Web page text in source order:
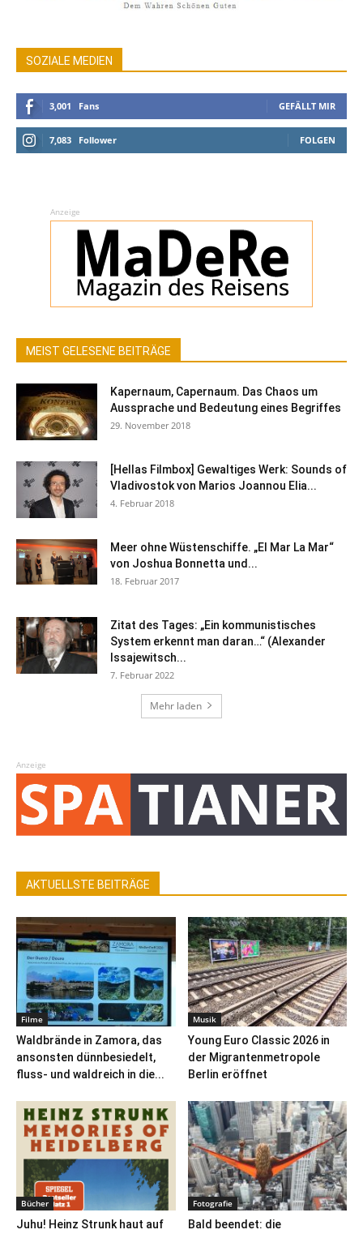
SOZIALE MEDIEN
3,001 Fans GEFÄLLT MIR
7,083 Follower FOLGEN
Anzeige
MEIST GELESENE BEITRÄGE
Kapernaum, Capernaum. Das Chaos um
Aussprache und Bedeutung eines Begriffes
29. November 2018
[Hellas Filmbox] Gewaltiges Werk: Sounds of
Vladivostok von Marios Joannou Elia...
4. Februar 2018
Meer ohne Wüstenschiffe. „El Mar La Mar“
von Joshua Bonnetta und...
18. Februar 2017
Zitat des Tages: „Ein kommunistisches
System erkennt man daran…“ (Alexander
Issajewitsch...
7. Februar 2022
Mehr laden
Anzeige
AKTUELLSTE BEITRÄGE
Filme
Waldbrände in Zamora, das
ansonsten dünnbesiedelt,
fluss- und waldreich in die...
Musik
Young Euro Classic 2026 in
der Migrantenmetropole
Berlin eröffnet
Bücher
Juhu! Heinz Strunk haut auf
Fotografie
Bald beendet: die